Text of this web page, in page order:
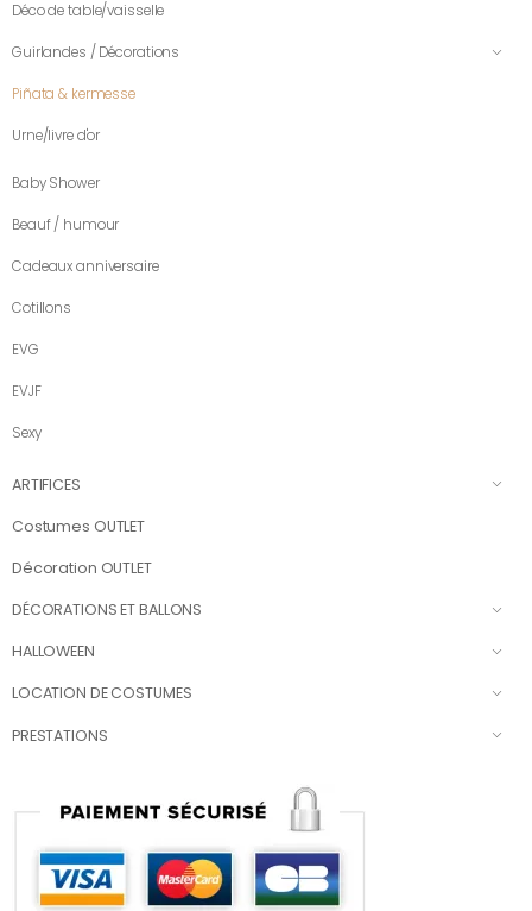
Déco de table/vaisselle
Guirlandes / Décorations
Piñata & kermesse
Urne/livre d'or
Baby Shower
Beauf / humour
Cadeaux anniversaire
Cotillons
EVG
EVJF
Sexy
ARTIFICES
Costumes OUTLET
Décoration OUTLET
DÉCORATIONS ET BALLONS
HALLOWEEN
LOCATION DE COSTUMES
PRESTATIONS